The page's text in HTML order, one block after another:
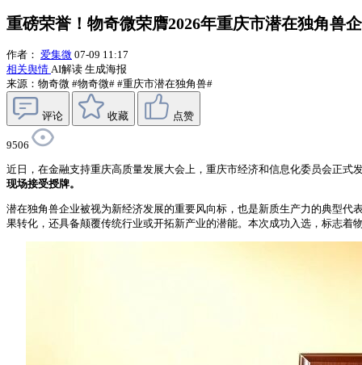
重磅荣誉！物奇微荣膺2026年重庆市潜在独角兽
作者： 爱集微 07-09 11:17
相关舆情 AI解读 生成海报
来源：物奇微 #物奇微# #重庆市潜在独角兽#
评论 收藏 点赞
9506
近日，在金融支持重庆高质量发展大会上，重庆市经济和信息化委员会正式
现场接受授牌。
潜在独角兽企业被视为新经济发展的重要风向标，也是新质生产力的典型
果转化，还具备颠覆传统行业或开拓新产业的潜能。本次成功入选，标志